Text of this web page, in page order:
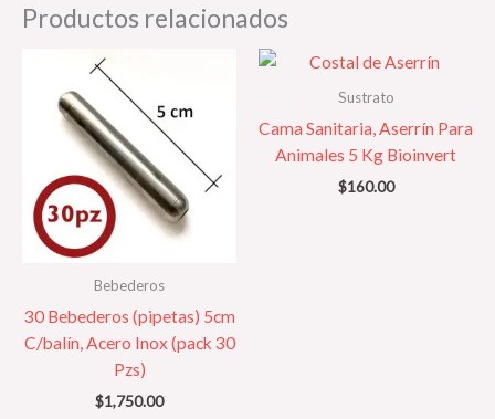
Productos relacionados
Bebederos
30 Bebederos (pipetas) 5cm
C/balín, Acero Inox (pack 30
Pzs)
$1,750.00
Sustrato
Cama Sanitaria, Aserrín Para
Animales 5 Kg Bioinvert
$160.00